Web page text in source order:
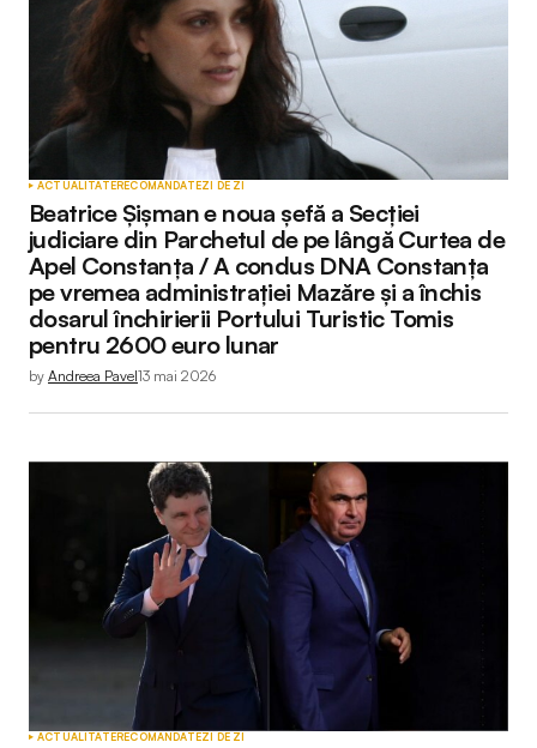
ACTUALITATERECOMANDATEZI DE ZI
Beatrice Șișman e noua șefă a Secției
judiciare din Parchetul de pe lângă Curtea de
Apel Constanța / A condus DNA Constanța
pe vremea administrației Mazăre și a închis
dosarul închirierii Portului Turistic Tomis
pentru 2600 euro lunar
by Andreea Pavel13 mai 2026
ACTUALITATERECOMANDATEZI DE ZI